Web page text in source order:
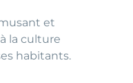
et
la culture
habitants.